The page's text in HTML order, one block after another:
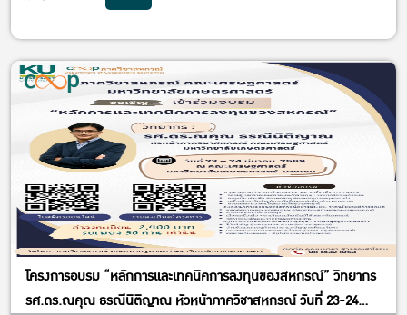
โครงการอบรม “หลักการและเทคนิคการลงทุนของสหกรณ์” วิทยากร
รศ.ดร.ณคุณ ธรณีนิติญาณ หัวหน้าภาควิชาสหกรณ์ วันที่ 23-24